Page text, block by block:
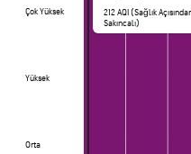
Çok Yüksek
Yüksek
Orta
Çok Yüksek
Yüksek
Orta
212 AQI (Sağlık
Sakıncalı)